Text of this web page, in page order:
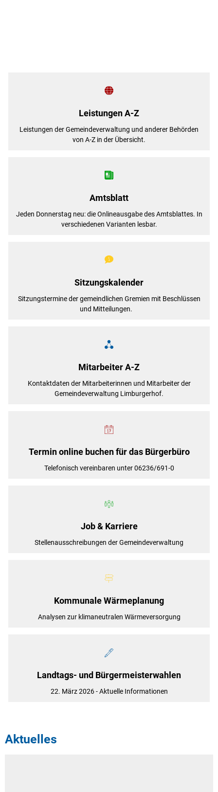
Leistungen A-Z
Leistungen der Gemeindeverwaltung und anderer Behörden
von A-Z in der Übersicht.
Amtsblatt
Jeden Donnerstag neu: die Onlineausgabe des Amtsblattes. In
verschiedenen Varianten lesbar.
Sitzungskalender
Sitzungstermine der gemeindlichen Gremien mit Beschlüssen
und Mitteilungen.
Mitarbeiter A-Z
Kontaktdaten der Mitarbeiterinnen und Mitarbeiter der
Gemeindeverwaltung Limburgerhof.
Termin online buchen für das Bürgerbüro
Telefonisch vereinbaren unter 06236/691-0
Job & Karriere
Stellenausschreibungen der Gemeindeverwaltung
Kommunale Wärmeplanung
Analysen zur klimaneutralen Wärmeversorgung
Landtags- und Bürgermeisterwahlen
22. März 2026 - Aktuelle Informationen
Aktuelles